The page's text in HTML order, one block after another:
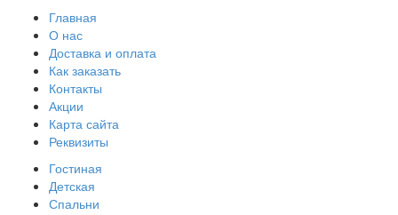
Главная
О нас
Доставка и оплата
Как заказать
Контакты
Акции
Карта сайта
Реквизиты
Гостиная
Детская
Спальни